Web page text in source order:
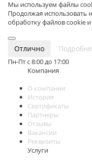
Мы используем файлы
Продолжая использовать
обработку файлов cookie
Отлично
Пн-Пт с 8:00 до 17:00
Компания
О компании
История
Сертификаты
Партнеры
Отзывы
Вакансии
Реквизиты
Услуги